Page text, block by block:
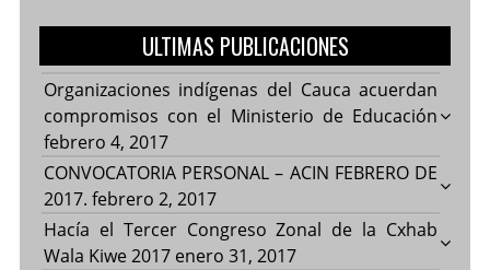
ULTIMAS PUBLICACIONES
Organizaciones indígenas del Cauca acuerdan
compromisos con el Ministerio de Educación
febrero 4, 2017
CONVOCATORIA PERSONAL – ACIN FEBRERO DE
2017. febrero 2, 2017
Hacía el Tercer Congreso Zonal de la Cxhab
Wala Kiwe 2017 enero 31, 2017